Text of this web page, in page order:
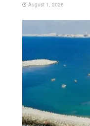
August 1, 2026